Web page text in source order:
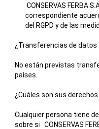
CONSERVAS FERBA
correspondiente
del RGPD y de las
¿Transferencias de datos
No están previstas
países.
¿Cuáles son sus
Cualquier persona tiene
sobre si
CONSERVAS